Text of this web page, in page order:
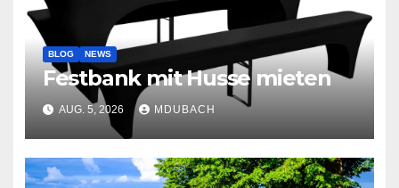
BLOG NEWS
Festbank mit Husse mieten
AUG. 5, 2026 MDUBACH